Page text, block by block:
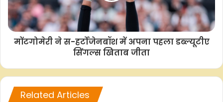
e
b
o
o
t
s
A
p
t
t
e
r
y
i
n
k
r
e
मोंटगोमेरी ने स-हर्टोजेनबॉश में अपना पहला डब्ल्यूटीए
सिंगल्स खिताब जीता
Related Articles